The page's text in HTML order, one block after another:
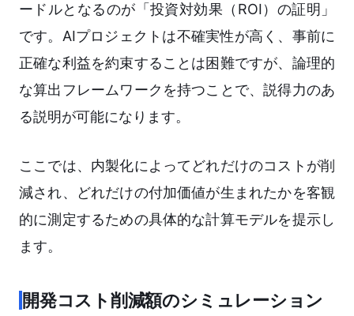
ードルとなるのが「投資対効果（ROI）の証明」
です。AIプロジェクトは不確実性が高く、事前に
正確な利益を約束することは困難ですが、論理的
な算出フレームワークを持つことで、説得力のあ
る説明が可能になります。
ここでは、内製化によってどれだけのコストが削
減され、どれだけの付加価値が生まれたかを客観
的に測定するための具体的な計算モデルを提示し
ます。
開発コスト削減額のシミュレーション